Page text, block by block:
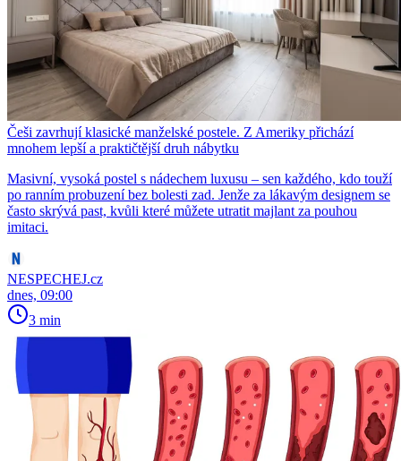
Češi zavrhují klasické manželské postele. Z Ameriky přichází
mnohem lepší a praktičtější druh nábytku
Masivní, vysoká postel s nádechem luxusu – sen každého, kdo touží
po ranním probuzení bez bolesti zad. Jenže za lákavým designem se
často skrývá past, kvůli které můžete utratit majlant za pouhou
imitaci.
NESPECHEJ.cz
dnes, 09:00
3 min